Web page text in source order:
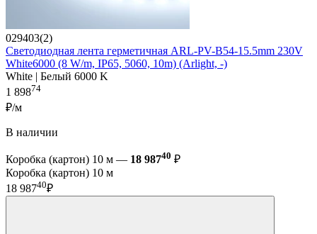
029403(2)
Светодиодная лента герметичная ARL-PV-B54-15.5mm 230V
White6000 (8 W/m, IP65, 5060, 10m) (Arlight, -)
White | Белый 6000 K
1 89874
₽/м
В наличии
Коробка (картон) 10 м — 18 98740 ₽
Коробка (картон) 10 м
18 98740₽